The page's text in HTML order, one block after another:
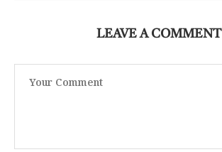
LEAVE A COMMENT